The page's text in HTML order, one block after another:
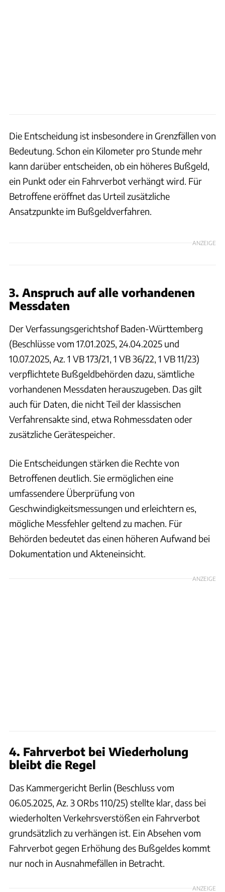
Die Entscheidung ist insbesondere in Grenzfällen von
Bedeutung. Schon ein Kilometer pro Stunde mehr
kann darüber entscheiden, ob ein höheres Bußgeld,
ein Punkt oder ein Fahrverbot verhängt wird. Für
Betroffene eröffnet das Urteil zusätzliche
Ansatzpunkte im Bußgeldverfahren.
ANZEIGE
3. Anspruch auf alle vorhandenen
Messdaten
Der Verfassungsgerichtshof Baden-Württemberg
(Beschlüsse vom 17.01.2025, 24.04.2025 und
10.07.2025, Az. 1 VB 173/21, 1 VB 36/22, 1 VB 11/23)
verpflichtete Bußgeldbehörden dazu, sämtliche
vorhandenen Messdaten herauszugeben. Das gilt
auch für Daten, die nicht Teil der klassischen
Verfahrensakte sind, etwa Rohmessdaten oder
zusätzliche Gerätespeicher.
Die Entscheidungen stärken die Rechte von
Betroffenen deutlich. Sie ermöglichen eine
umfassendere Überprüfung von
Geschwindigkeitsmessungen und erleichtern es,
mögliche Messfehler geltend zu machen. Für
Behörden bedeutet das einen höheren Aufwand bei
Dokumentation und Akteneinsicht.
ANZEIGE
4. Fahrverbot bei Wiederholung
bleibt die Regel
Das Kammergericht Berlin (Beschluss vom
06.05.2025, Az. 3 ORbs 110/25) stellte klar, dass bei
wiederholten Verkehrsverstößen ein Fahrverbot
grundsätzlich zu verhängen ist. Ein Absehen vom
Fahrverbot gegen Erhöhung des Bußgeldes kommt
nur noch in Ausnahmefällen in Betracht.
ANZEIGE